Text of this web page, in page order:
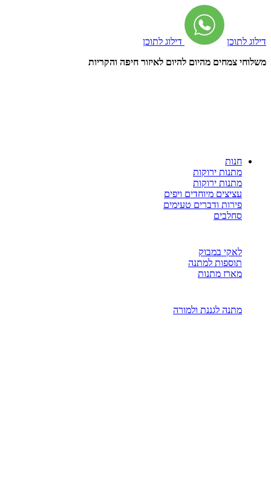
דילוג לתוכן
דילוג לתוכן
משלוחי צמחים מהיום להיום לאיזור חיפה והקריות
חנות
מתנות ירוקות
מתנות ירוקות
עציצים מיוחדים ויפים
פירות ודברים טעימים
סחלבים
לאקי במבוק
תוספות למתנה
מארז מתנות
מתנה לגננת ולמורה